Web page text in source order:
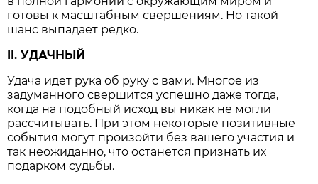
готовы к масштабным свершениям. Но такой
шанс выпадает редко.
II. УДАЧНЫЙ
Удача идет рука об руку с вами. Многое из
задуманного свершится успешно даже тогда,
когда на подобный исход вы никак не могли
рассчитывать. При этом некоторые позитивные
события могут произойти без вашего участия и
так неожиданно, что останется признать их
подарком судьбы.